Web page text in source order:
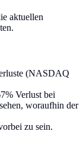
aktuellen
(NASDAQ
Verlust bei
woraufhin der
zu sein.